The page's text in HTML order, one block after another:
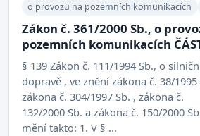
o provozu na pozemních komunikacích
Zákon č. 361/2000 Sb., o
pozemních komunikacích
§ 139 Zákon č. 111/1994 Sb., o
dopravě , ve znění zákona č. 38/1995
zákona č. 304/1997 Sb. , zákona č.
132/2000 Sb. a zákona č. 150/2000
mění takto: 1. V § ...